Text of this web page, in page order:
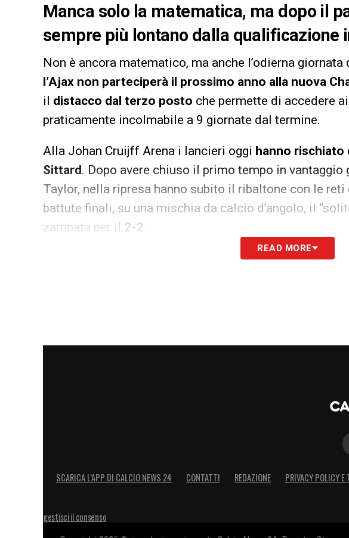
Manca solo la matematica, ma dopo il
sempre più lontano dalla qualificazione
Non è ancora matematico, ma anche l’odierna giornata
l’Ajax non parteciperà il prossimo anno alla nuova
il distacco dal terzo posto che permette di accedere
praticamente incolmabile a 9 giornate dal termine.
Alla Johan Cruijff Arena i lancieri oggi hanno rischiato
Sittard. Dopo avere chiuso il primo tempo in vantaggio
Taylor, nella ripresa hanno subito il ribaltone con le
battute finali, su una mischia da calcio d’angolo, il
zampata per il 2-2
LA PLAYLIST DELLE NOSTRE TOP NEWS
READ MORE
SCARICA L’APP DI CALCIO NEWS 24 CONTATTI REDAZIONE PRIVACY POLICY
gestisci il consenso